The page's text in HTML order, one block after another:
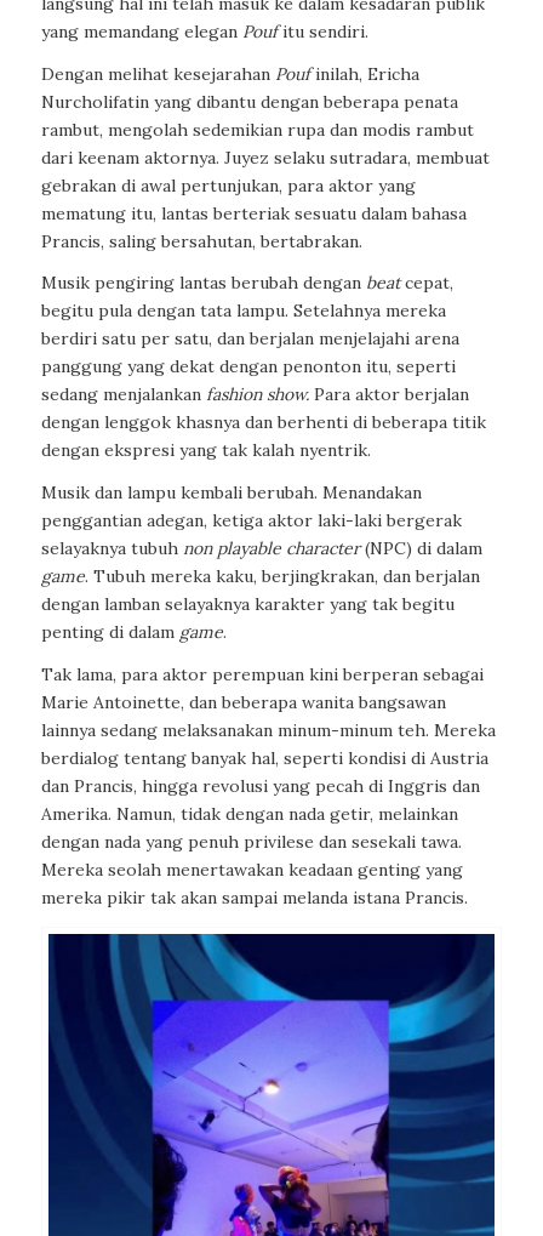
yang memandang elegan Poufitu sendiri.
Dengan melihat kesejarahan Poufinilah, Ericha
Nurcholifatin yang dibantu dengan beberapa penata
rambut, mengolah sedemikian rupa dan modis rambut
dari keenam aktornya. Juyez selaku sutradara, membuat
gebrakan di awal pertunjukan, para aktor yang
mematung itu, lantas berteriak sesuatu dalam bahasa
Prancis, saling bersahutan, bertabrakan.
Musik pengiring lantas berubah dengan beatcepat,
begitu pula dengan tata lampu. Setelahnya mereka
berdiri satu per satu, dan berjalan menjelajahi arena
panggung yang dekat dengan penonton itu, seperti
sedang menjalankan fashion show. Para aktor berjalan
dengan lenggok khasnya dan berhenti di beberapa titik
dengan ekspresi yang tak kalah nyentrik.
Musik dan lampu kembali berubah. Menandakan
penggantian adegan, ketiga aktor laki-laki bergerak
selayaknya tubuh non playable character(NPC) di dalam
game. Tubuh mereka kaku, berjingkrakan, dan berjalan
dengan lamban selayaknya karakter yang tak begitu
penting di dalam game.
Tak lama, para aktor perempuan kini berperan sebagai
Marie Antoinette, dan beberapa wanita bangsawan
lainnya sedang melaksanakan minum-minum teh. Mereka
berdialog tentang banyak hal, seperti kondisi di Austria
dan Prancis, hingga revolusi yang pecah di Inggris dan
Amerika. Namun, tidak dengan nada getir, melainkan
dengan nada yang penuh privilese dan sesekali tawa.
Mereka seolah menertawakan keadaan genting yang
mereka pikir tak akan sampai melanda istana Prancis.